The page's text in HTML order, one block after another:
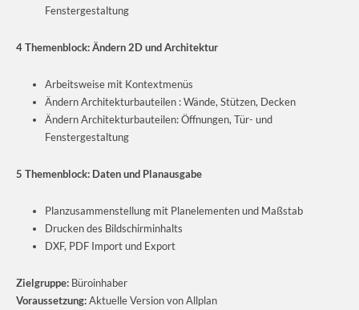
Fenstergestaltung
4 Themenblock: Ändern 2D und Architektur
Arbeitsweise mit Kontextmenüs
Ändern Architekturbauteilen : Wände, Stützen, Decken
Ändern Architekturbauteilen: Öffnungen, Tür- und
Fenstergestaltung
5 Themenblock: Daten und Planausgabe
Planzusammenstellung mit Planelementen und Maßstab
Drucken des Bildschirminhalts
DXF, PDF Import und Export
Zielgruppe: Büroinhaber
Voraussetzung:Aktuelle Version von Allplan